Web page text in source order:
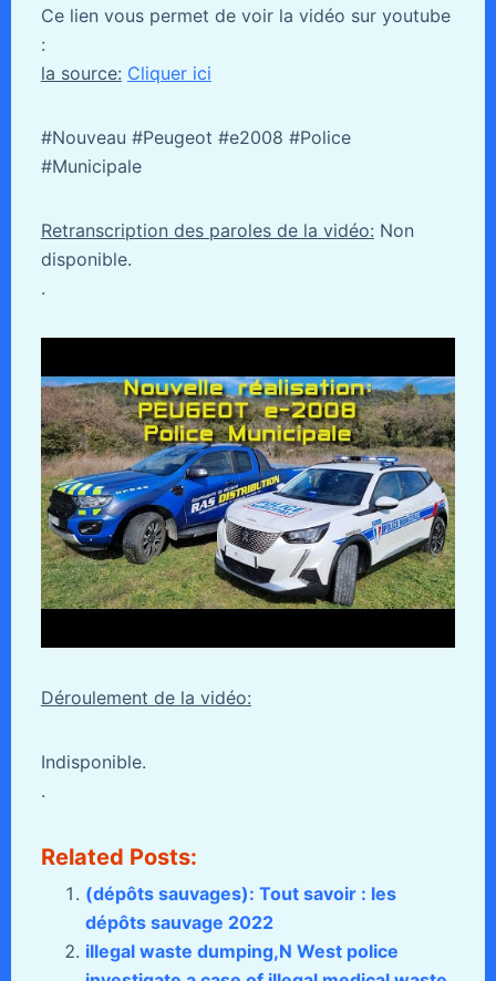
Ce lien vous permet de voir la vidéo sur youtube
:
la source: Cliquer ici
#Nouveau #Peugeot #e2008 #Police
#Municipale
Retranscription des paroles de la vidéo: Non
disponible.
.
Déroulement de la vidéo:
Indisponible.
.
Related Posts:
(dépôts sauvages): Tout savoir : les
dépôts sauvage 2022
illegal waste dumping,N West police